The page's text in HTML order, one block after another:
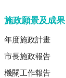
施政願景及成果
年度施政計畫
市長施政報告
機關工作報告